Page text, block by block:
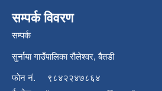
सम्पर्क विवरण
सम्पर्क
सुर्नाया गाउँपालिका रौलेश्वर, बैतडी
फोन नं.
९८४२२४७८६४